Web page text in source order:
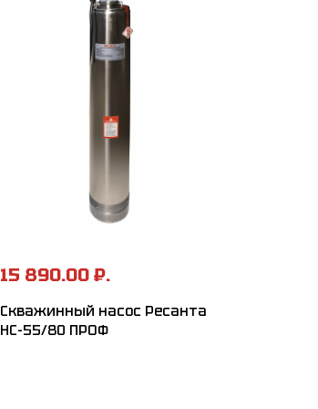
15 890.00 ₽.
Скважинный насос Ресанта
НС-55/80 ПРОФ